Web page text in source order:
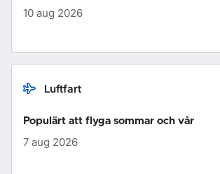
10 aug 2026
Luftfart
Populärt att flyga sommar och vår
7 aug 2026